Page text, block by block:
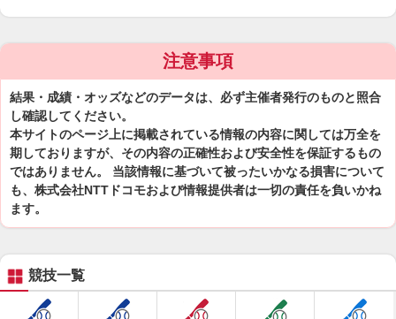
注意事項
結果・成績・オッズなどのデータは、必ず主催者発行のものと照合
し確認してください。
本サイトのページ上に掲載されている情報の内容に関しては万全を
期しておりますが、その内容の正確性および安全性を保証するもの
ではありません。 当該情報に基づいて被ったいかなる損害について
も、株式会社NTTドコモおよび情報提供者は一切の責任を負いかね
ます。
競技一覧